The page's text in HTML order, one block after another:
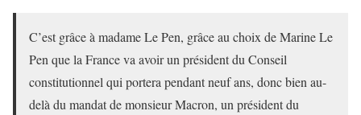
C’est grâce à madame Le Pen, grâce au choix de Marine Le
Pen que la France va avoir un président du Conseil
constitutionnel qui portera pendant neuf ans, donc bien au-
delà du mandat de monsieur Macron, un président du